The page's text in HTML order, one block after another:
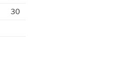
30